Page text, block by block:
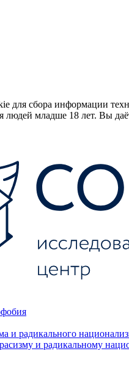
для сбора информации
младше 18 лет. Вы
и радикального
и радикальному